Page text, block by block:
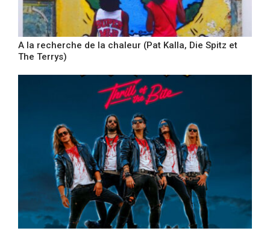
A la recherche de la chaleur (Pat Kalla, Die Spitz et
The Terrys)